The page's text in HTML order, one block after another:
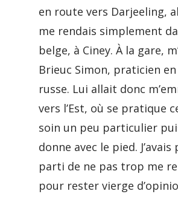
en route vers Darjeeling,
me rendais simplement
belge, à Ciney. À la gare,
Brieuc Simon, praticien en
russe. Lui allait donc
vers l’Est, où se pratique
soin un peu particulier
donne avec le pied. J’avais
parti de ne pas trop me
pour rester vierge